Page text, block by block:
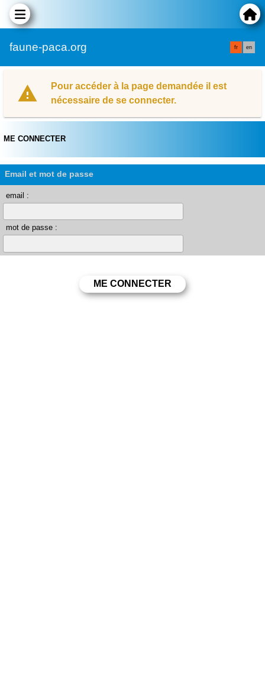
faune-paca.org fr en
Pour accéder à la page demandée il est
nécessaire de se connecter.
ME CONNECTER
Email et mot de passe
email :
mot de passe :